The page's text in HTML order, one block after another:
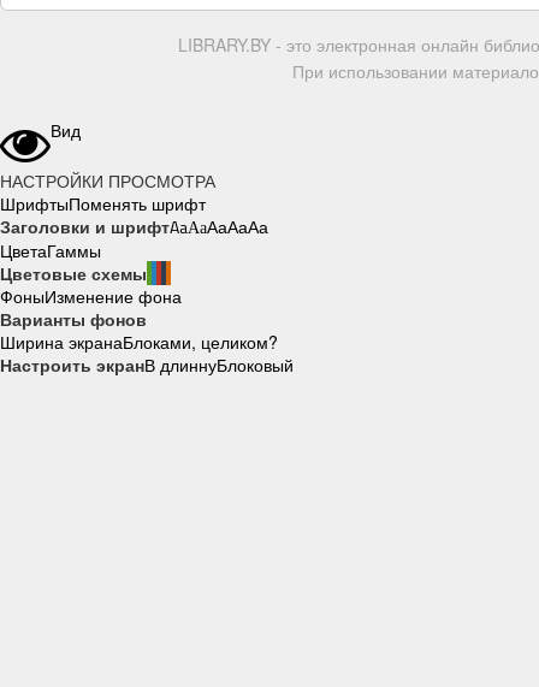
LIBRARY.BY - это электронная онлайн
При использовании
Вид
НАСТРОЙКИ ПРОСМОТРА
ШрифтыПоменять шрифт
Заголовки и шрифтAaAaAaAaAa
ЦветаГаммы
Цветовые схемы
ФоныИзменение фона
Варианты фонов
Ширина экранаБлоками, целиком?
Настроить экранВ длиннуБлоковый